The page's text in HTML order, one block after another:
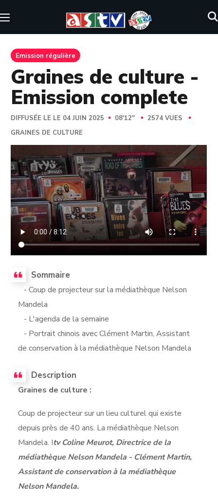
Emission régulière
Graines de culture -
Emission complete
DIFFUSÉE LE LE 04 JUIN 2025 08'12''
2574 VUES
GRAINES DE CULTURE
Sommaire
- Coup de projecteur sur la médiathèque Nelson
Mandela
- L'agenda de la semaine
- Portrait chinois avec Clément Martin, Assistant
de conservation à la médiathèque Nelson Mandela
Description
Graines de culture :
Coup de projecteur sur un lieu culturel qui existe
depuis près de 40 ans. La médiathèque Nelson
Mandela. Itv Coline Meurot, Directrice de la
médiathèque Nelson Mandela - Clément Martin,
Assistant de conservation à la médiathèque
Nelson Mandela.